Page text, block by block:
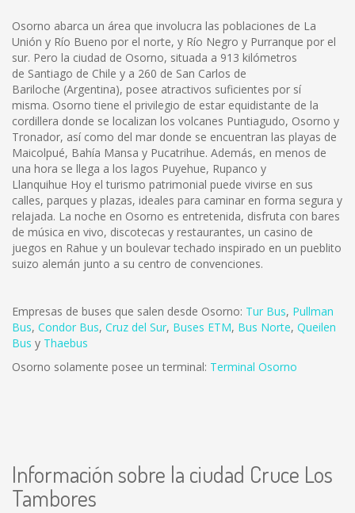
Osorno abarca un área que involucra las poblaciones de La
Unión y Río Bueno por el norte, y Río Negro y Purranque por el
sur. Pero la ciudad de Osorno, situada a 913 kilómetros
de Santiago de Chile y a 260 de San Carlos de
Bariloche (Argentina), posee atractivos suficientes por sí
misma. Osorno tiene el privilegio de estar equidistante de la
cordillera donde se localizan los volcanes Puntiagudo, Osorno y
Tronador, así como del mar donde se encuentran las playas de
Maicolpué, Bahía Mansa y Pucatrihue. Además, en menos de
una hora se llega a los lagos Puyehue, Rupanco y
Llanquihue Hoy el turismo patrimonial puede vivirse en sus
calles, parques y plazas, ideales para caminar en forma segura y
relajada. La noche en Osorno es entretenida, disfruta con bares
de música en vivo, discotecas y restaurantes, un casino de
juegos en Rahue y un boulevar techado inspirado en un pueblito
suizo alemán junto a su centro de convenciones.
Empresas de buses que salen desde Osorno: Tur Bus, Pullman
Bus, Condor Bus, Cruz del Sur, Buses ETM, Bus Norte, Queilen
Bus y Thaebus
Osorno solamente posee un terminal: Terminal Osorno
Información sobre la ciudad Cruce Los
Tambores